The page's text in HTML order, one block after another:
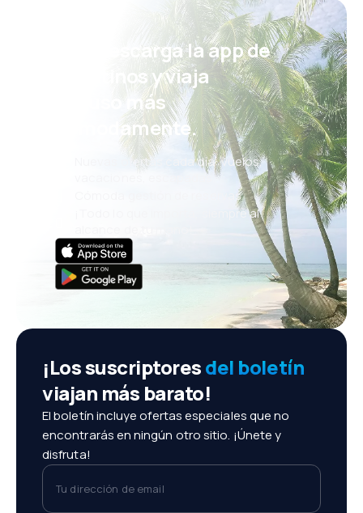
¡Eh! Descarga la app de
eDestinos y viaja
incluso más
cómodamente.
Nuevas ofertas cada día: vuelos,
vacaciones, escapadas
Cómoda gestión de reservas
¡Todo lo que importa, siempre al
¡Los suscriptoresdel boletín
viajan más barato!
El boletín incluye ofertas especiales que no
encontrarás en ningún otro sitio. ¡Únete y
disfruta!
Tu dirección de email